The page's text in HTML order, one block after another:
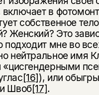
в
собственное
Женский? Это
подходит мне во
нейтральное имя
«цисгендерными
[16]), или
Швоб[17].